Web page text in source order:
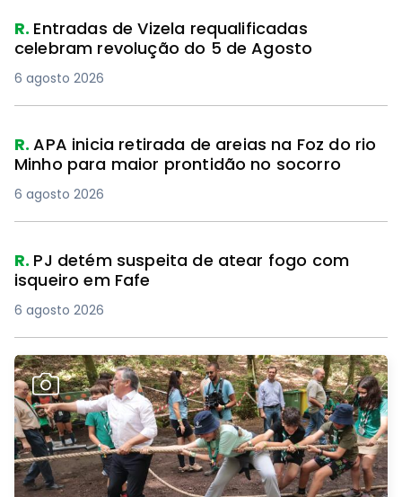
R. Entradas de Vizela requalificadas
celebram revolução do 5 de Agosto
6 agosto 2026
R.APA inicia retirada de areias na Foz do rio
Minho para maior prontidão no socorro
6 agosto 2026
R. PJ detém suspeita de atear fogo com
isqueiro em Fafe
6 agosto 2026